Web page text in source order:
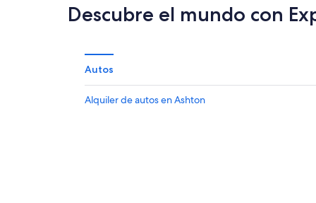
Descubre el mundo con
Autos
Alquiler de autos en Ashton